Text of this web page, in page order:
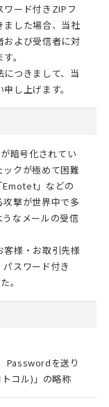
ワード付きZIPフ
ました場合、当社
および受信者に対
。
つきまして、当
し上げます。
暗号化されてい
クが極めて困難
Emotet」などの
撃が世界中で多
なメールの受信
客様・お取引先様
スワード付き
。
Passwordを送り
コル)」の略称